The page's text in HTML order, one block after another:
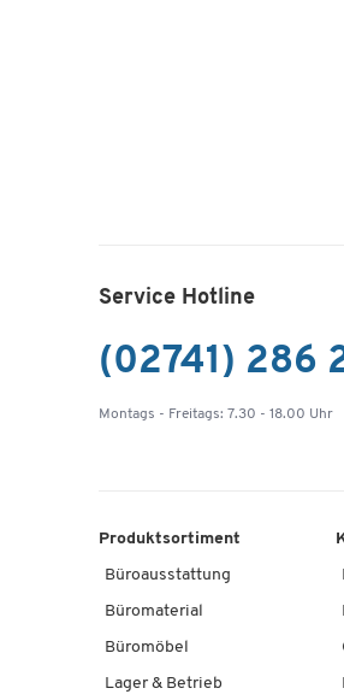
Service Hotline
(02741) 286
Montags - Freitags: 7.30 - 18.00 Uhr
Produktsortiment
Büroausstattung
Büromaterial
Büromöbel
Lager & Betrieb